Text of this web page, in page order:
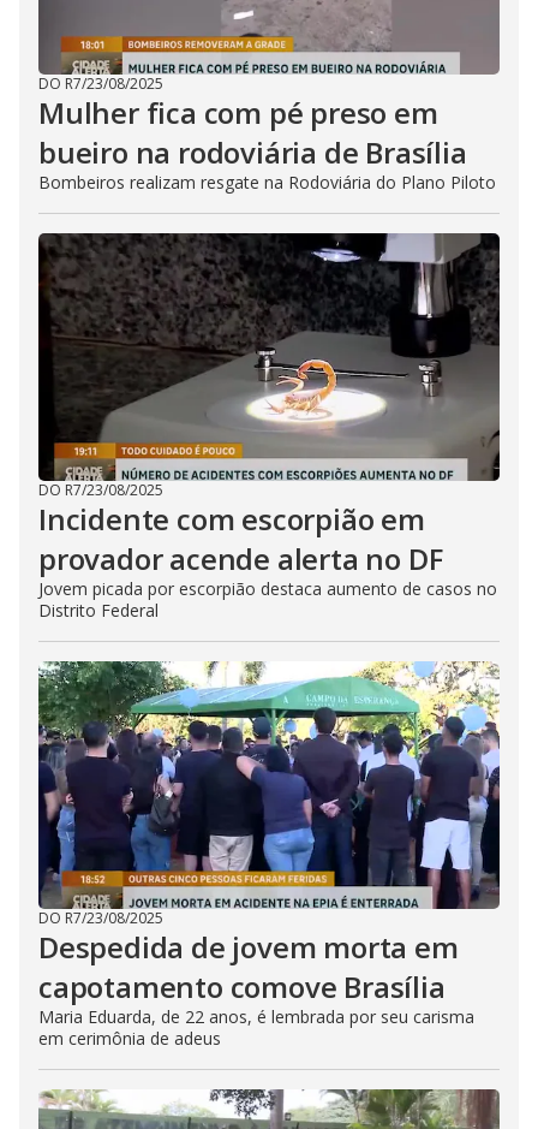
DO R7/23/08/2025
Mulher fica com pé preso em
bueiro na rodoviária de Brasília
Bombeiros realizam resgate na Rodoviária do Plano Piloto
DO R7/23/08/2025
Incidente com escorpião em
provador acende alerta no DF
Jovem picada por escorpião destaca aumento de casos no
Distrito Federal
DO R7/23/08/2025
Despedida de jovem morta em
capotamento comove Brasília
Maria Eduarda, de 22 anos, é lembrada por seu carisma
em cerimônia de adeus